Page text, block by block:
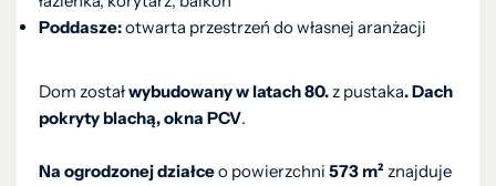
Poddasze:otwarta przestrzeń do własnej aranżacji
Dom zostałwybudowany w latach 80.z pustaka.Dach
pokryty blachą, okna PCV.
Na ogrodzonej działceo powierzchni 573 m²znajduje